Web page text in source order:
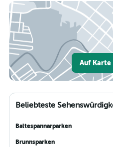
Auf Karte
Beliebteste
Baltespannarparken
Brunnsparken